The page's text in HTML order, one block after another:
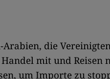
die
mit und Reisen
um Importe zu